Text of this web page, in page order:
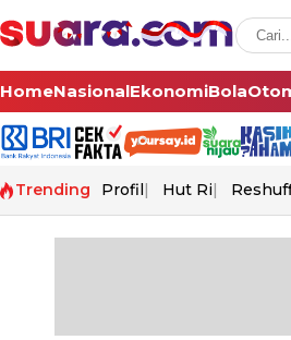
HomeNasionalEkonomiBola
Trending Profil Hut Ri